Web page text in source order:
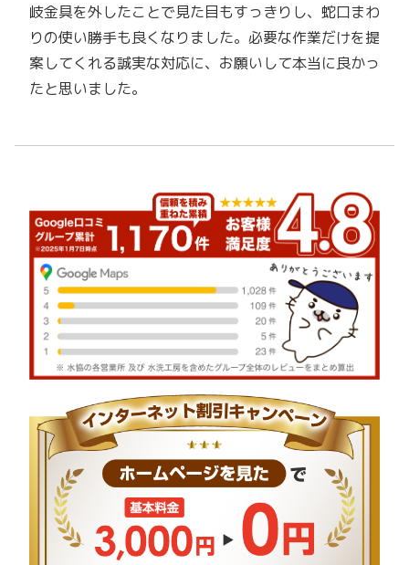
岐金具を外したことで見た目もすっきりし、蛇口まわ
りの使い勝手も良くなりました。必要な作業だけを提
案してくれる誠実な対応に、お願いして本当に良かっ
たと思いました。